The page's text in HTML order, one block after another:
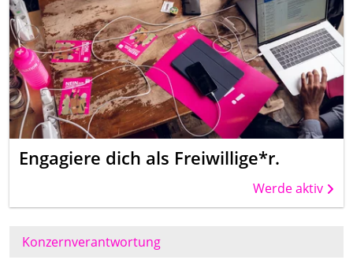
Engagiere dich als Freiwillige*r.
Werde aktiv
Konzernverantwortung